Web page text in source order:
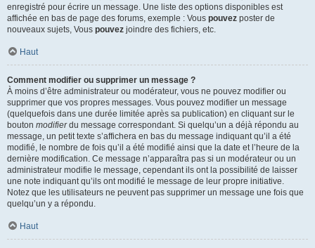
enregistré pour écrire un message. Une liste des options disponibles est
affichée en bas de page des forums, exemple : Vous pouvez poster de
nouveaux sujets, Vous pouvez joindre des fichiers, etc.
Haut
Comment modifier ou supprimer un message ?
À moins d’être administrateur ou modérateur, vous ne pouvez modifier ou
supprimer que vos propres messages. Vous pouvez modifier un message
(quelquefois dans une durée limitée après sa publication) en cliquant sur le
bouton modifierdu message correspondant. Si quelqu’un a déjà répondu au
message, un petit texte s’affichera en bas du message indiquant qu’il a été
modifié, le nombre de fois qu’il a été modifié ainsi que la date et l’heure de la
dernière modification. Ce message n’apparaîtra pas si un modérateur ou un
administrateur modifie le message, cependant ils ont la possibilité de laisser
une note indiquant qu’ils ont modifié le message de leur propre initiative.
Notez que les utilisateurs ne peuvent pas supprimer un message une fois que
quelqu’un y a répondu.
Haut